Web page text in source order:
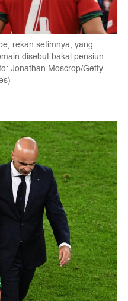
rekan setimnya, yang
disebut bakal pensiun
Jonathan Moscrop/Getty